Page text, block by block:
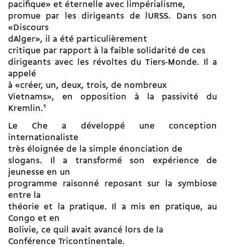
pacifique» et éternelle avec limpérialisme,
promue par les dirigeants de lURSS. Dans son
«Discours
dAlger», il a été particulièrement
critique par rapport à la faible solidarité de ces
dirigeants avec les révoltes du Tiers-Monde. Il a
appelé
à «créer, un, deux, trois, de nombreux
Vietnams», en opposition à la passivité du
Kremlin.1
Le Che a développé une conception
internationaliste
très éloignée de la simple énonciation de
slogans. Il a transformé son expérience de
jeunesse en un
programme raisonné reposant sur la symbiose
entre la
théorie et la pratique. Il a mis en pratique, au
Congo et en
Bolivie, ce quil avait avancé lors de la
Conférence Tricontinentale.